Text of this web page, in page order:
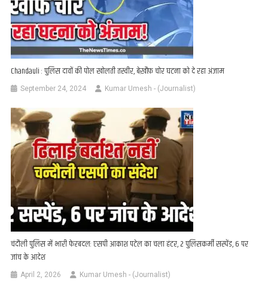
Chandauli : पुलिस दावों की पोल खोलती तस्वीर, बेख़ौफ़ चोर घटना को दे रहा अंजाम
September 24, 2024 Kumar Umesh - (Journalist)
चंदौली पुलिस में भारी फेरबदल: एसपी आकाश पटेल का चला हंटर, 2 पुलिसकर्मी सस्पेंड, 6 पर
जांच के आदेश
April 2, 2026 Kumar Umesh - (Journalist)